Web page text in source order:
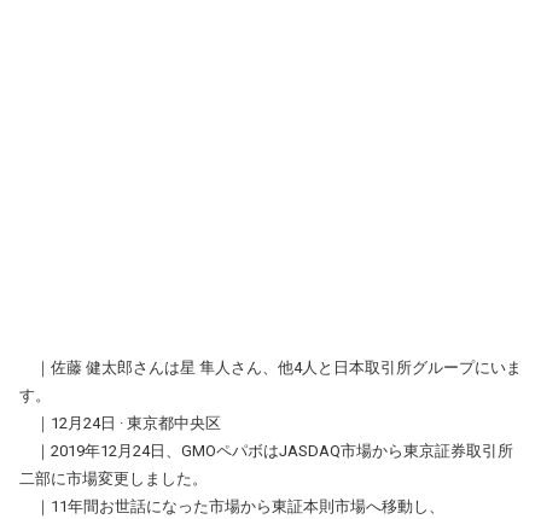
｜佐藤 健太郎さんは星 隼人さん、他4人と日本取引所グループにいま
す。
｜12月24日 · 東京都中央区
｜2019年12月24日、GMOペパボはJASDAQ市場から東京証券取引所
二部に市場変更しました。
｜11年間お世話になった市場から東証本則市場へ移動し、